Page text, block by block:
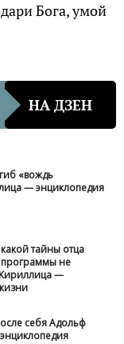
Бога, умой
НА ДЗЕН
«вождь
— энциклопедия
тайны отца
программы не
—
себя Адольф